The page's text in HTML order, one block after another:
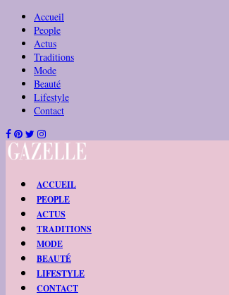
Accueil
People
Actus
Traditions
Mode
Beauté
Lifestyle
Contact
ACCUEIL
PEOPLE
ACTUS
TRADITIONS
MODE
BEAUTÉ
LIFESTYLE
CONTACT